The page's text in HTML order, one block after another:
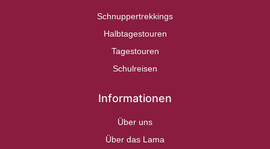
Schnuppertrekkings
Halbtagestouren
Tagestouren
Schulreisen
Informationen
Über uns
Über das Lama